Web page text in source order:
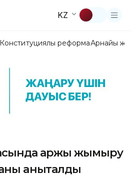
KZ
Конституциялық реформаАрнайы
қаржы жымқыру
анықталды